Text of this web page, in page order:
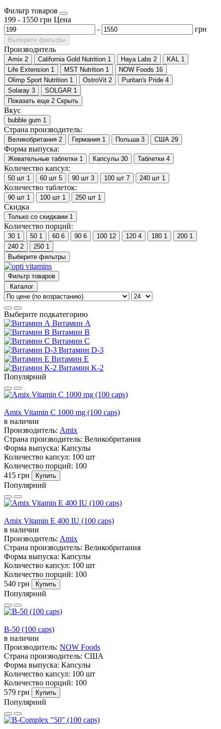
Фильтр товаров
199 - 1550 грн Цена
-
грн
Выберите фильтры
Производитель
Amix 2 California Gold Nutrition 1 Haya Labs 2 KAL
1
Life Extension 1 MST Nutrition 1 NOW Foods 16
Olimp Sport Nutrition 1 OstroVit 2 Puritan's Pride 4
Solaray 3 SOLGAR 1
Показать еще 2 Скрыть
Вкус
bubble gum 1
Страна производитель:
Великобритания 2 Германия 1 Польша 3 США 29
Форма выпуска:
Жевательные таблетки 1 Капсулы 30 Таблетки 4
Количество капсул:
50 шт 1 60 шт 5 90 шт 3 100 шт 7 240 шт 1
Количество таблеток:
90 шт 1 100 шт 1 250 шт 1
Скидка
Только со cкидками 1
Количество порций:
30 1 50 1 60 6 90 6 100 12 120 4 180 1 200 1
240 2 250 1
Выберите фильтры
Фильтр товаров
Каталог
Выберите подкатегорию
Витамин А
Витамин B
Витамин C
Витамин D-3
Витамин Е
Витамин K-2
Популярний
Amix Vitamin C 1000 mg (100 caps)
в наличии
Производитель: Amix
Страна производитель: Великобритания
Форма выпуска: Капсулы
Количество капсул: 100 шт
Количество порций: 100
415 грн
Купить
Популярний
Amix Vitamin E 400 IU (100 caps)
в наличии
Производитель: Amix
Страна производитель: Великобритания
Форма выпуска: Капсулы
Количество капсул: 100 шт
Количество порций: 100
540 грн
Купить
Популярний
B-50 (100 caps)
в наличии
Производитель: NOW Foods
Страна производитель: США
Форма выпуска: Капсулы
Количество капсул: 100 шт
Количество порций: 100
579 грн
Купить
Популярний